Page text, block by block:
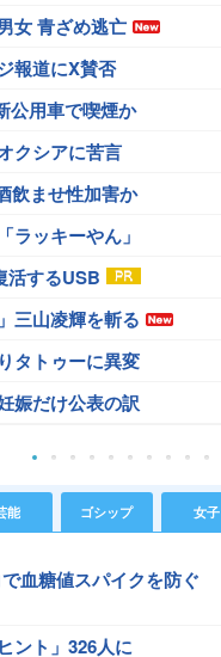
女 青ざめ逃亡
報道にX賛否
公用車で喫煙か
クシアに苦言
飲ませ性加害か
ラッキーやん」
活するUSB
三山凌輝を斬る
タトゥーに異変
娠だけ公表の訳
能 ゴシップ 女子
血糖値スパイクを防ぐ
ント」326人に